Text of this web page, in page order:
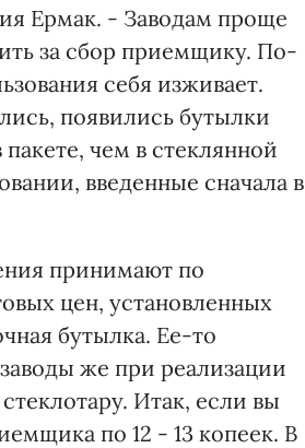
Ермак. - Заводам проще
за сбор приемщику. По-
себя изживает.
появились бутылки
чем в стеклянной
введенные сначала в
принимают по
цен, установленных
бутылка. Ее-то
же при реализации
Итак, если вы
по 12 - 13 копеек. В